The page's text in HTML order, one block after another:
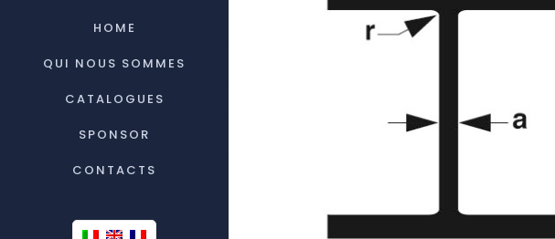
HOME
QUI NOUS SOMMES
CATALOGUES
SPONSOR
CONTACTS